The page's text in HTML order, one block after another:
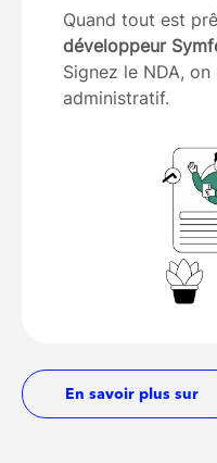
Quand tout est
développeur
Signez le NDA,
administratif.
En savoir plus sur